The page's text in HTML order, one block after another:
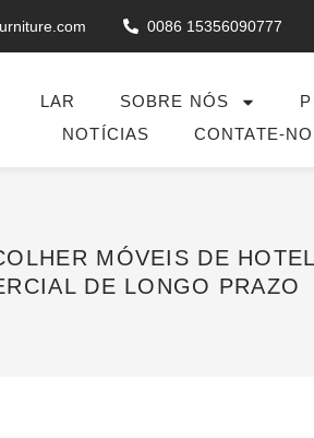
0086 15356090777
LAR SOBRE NÓS
NOTÍCIAS
CONTATE-
MÓVEIS DE
DE LONGO PRAZO